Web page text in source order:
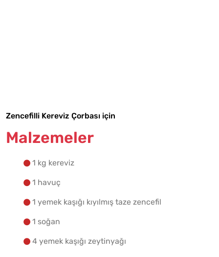
Zencefilli Kereviz Çorbası için
Malzemeler
1 kg kereviz
1 havuç
1 yemek kaşığı kıyılmış taze zencefil
1 soğan
4 yemek kaşığı zeytinyağı